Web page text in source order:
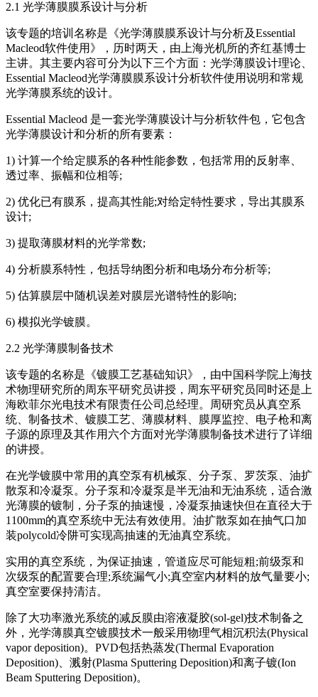
2.1 光学薄膜膜系设计与分析
该专题的培训名称是《光学薄膜膜系设计与分析及Essential
Macleod软件使用》，历时两天，由上海光机所的齐红基博士
主讲。其主要内容可分为以下三个方面：光学薄膜设计理论、
Essential Macleod光学薄膜膜系设计分析软件使用说明和常规
光学薄膜系统的设计。
Essential Macleod 是一套光学薄膜设计与分析软件包，它包含
光学薄膜设计和分析的所有要素：
1) 计算一个给定膜系的各种性能参数，包括常用的反射率、
透过率、振幅和位相等;
2) 优化已有膜系，提高其性能;对给定特性要求，导出其膜系
设计;
3) 提取薄膜材料的光学常数;
4) 分析膜系特性，包括导纳图分析和电场分布分析等;
5) 估算膜层中随机误差对膜层光谱特性的影响;
6) 模拟光学镀膜。
2.2 光学薄膜制备技术
该专题的名称是《镀膜工艺基础知识》，由中国科学院上海技
术物理研究所的周东平研究员讲授，周东平研究员同时还是上
海欧菲尔光电技术有限责任公司总经理。周研究员从真空系
统、制备技术、镀膜工艺、薄膜材料、膜厚监控、电子枪和离
子源的原理及其作用六个方面对光学薄膜制备技术进行了详细
的讲授。
在光学镀膜中常用的真空泵有机械泵、分子泵、罗茨泵、油扩
散泵和冷凝泵。分子泵和冷凝泵是半无油和无油系统，适合激
光薄膜的镀制，分子泵的抽速慢，冷凝泵抽速快但在直径大于
1100mm的真空系统中无法有效使用。油扩散泵如在抽气口加
装polycold冷阱可实现高抽速的无油真空系统。
实用的真空系统，为保证抽速，管道应尽可能短粗;前级泵和
次级泵的配置要合理;系统漏气小;真空室内材料的放气量要小;
真空室要保持清洁。
除了大功率激光系统的减反膜由溶液凝胶(sol-gel)技术制备之
外，光学薄膜真空镀膜技术一般采用物理气相沉积法(Physical
vapor deposition)。PVD包括热蒸发(Thermal Evaporation
Deposition)、溅射(Plasma Sputtering Deposition)和离子镀(Ion
Beam Sputtering Deposition)。